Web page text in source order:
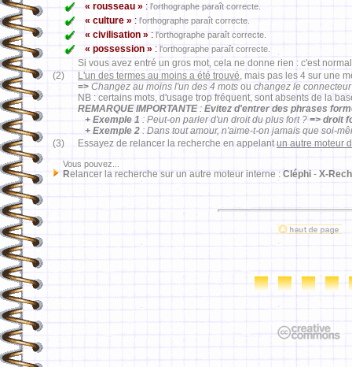
« rousseau » : l'orthographe paraît correcte.
« culture » : l'orthographe paraît correcte.
« civilisation » : l'orthographe paraît correcte.
« possession » : l'orthographe paraît correcte.
Si vous avez entré un gros mot, cela ne donne rien : c'est
(2)
L'un des termes au moins a été trouvé, mais pas les 4 sur une
=> Changez au moins l'un des 4 mots ou changez le
NB : certains mots, d'usage trop fréquent, sont absents de la
REMARQUE IMPORTANTE: Evitez d'entrer des phrases
+ Exemple 1 : Peut-on parler d'un droit du plus fort ?=> droit
+ Exemple 2 : Dans tout amour, n'aime-t-on jamais que soi-
(3)
Essayez de relancer la recherche en appelantun autre moteur
Vous pouvez...
Relancer la recherche sur un autre moteur interne : Cléphi - X-